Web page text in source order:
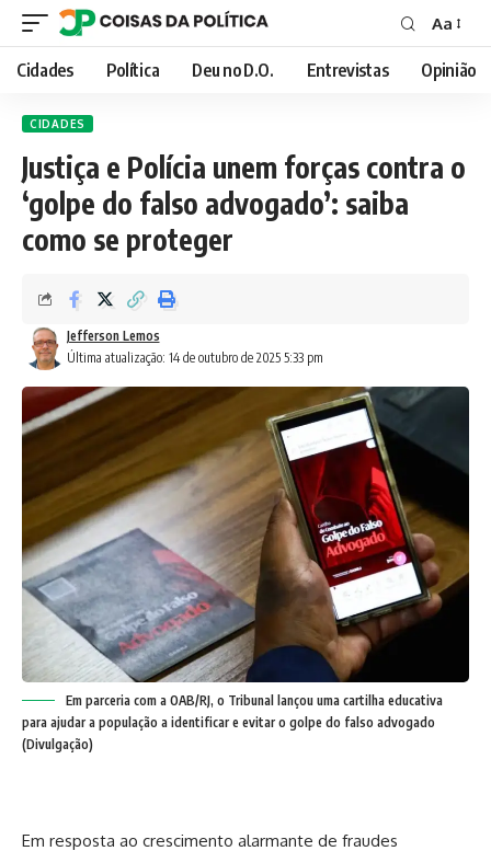
Font
Resizer
Aa
Cidades Política Deu no D.O. Entrevistas Opinião
CIDADES
Justiça e Polícia unem forças contra o
‘golpe do falso advogado’: saiba
como se proteger
Última atualização: 14 de outubro de 2025 5:33 pm
Jefferson Lemos
Em parceria com a OAB/RJ, o Tribunal lançou uma cartilha educativa
para ajudar a população a identificar e evitar o golpe do falso advogado
(Divulgação)
Em resposta ao crescimento alarmante de fraudes